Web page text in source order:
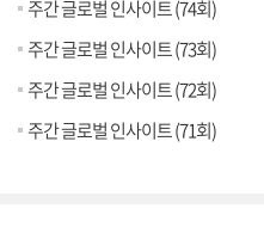
주간 글로벌 인사이트 (74회)
주간 글로벌 인사이트 (73회)
주간 글로벌 인사이트 (72회)
주간 글로벌 인사이트 (71회)